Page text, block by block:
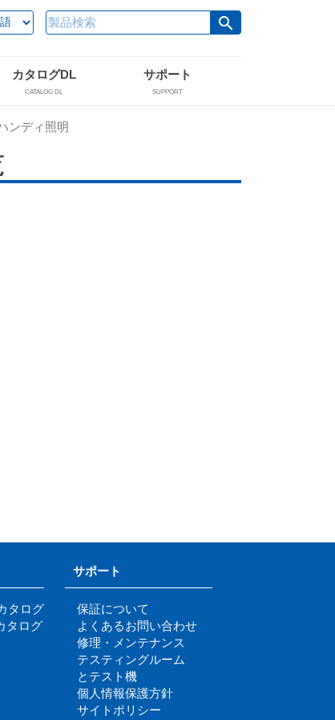
search
カタログDL
CATALOG DL
サポート
SUPPORT
ンディ照明
タログ
タログ
サポート
保証について
よくあるお問い合わせ
修理・メンテナンス
テスティングルーム
とテスト機
個人情報保護方針
サイトポリシー